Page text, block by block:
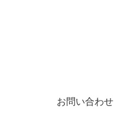
お問い合わせ